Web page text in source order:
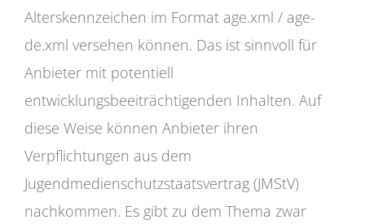
Alterskennzeichen im Format age.xml / age-
de.xml versehen können. Das ist sinnvoll für
Anbieter mit potentiell
entwicklungsbeeiträchtigenden Inhalten. Auf
diese Weise können Anbieter ihren
Verpflichtungen aus dem
Jugendmedienschutzstaatsvertrag (JMStV)
nachkommen. Es gibt zu dem Thema zwar